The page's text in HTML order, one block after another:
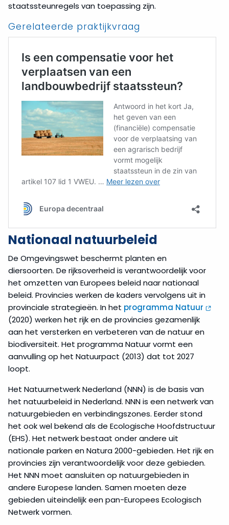
staatssteunregels van toepassing zijn.
Gerelateerde praktijkvraag
Nationaal natuurbeleid
De Omgevingswet beschermt planten en
diersoorten. De rijksoverheid is verantwoordelijk voor
het omzetten van Europees beleid naar nationaal
beleid. Provincies werken de kaders vervolgens uit in
provinciale strategieën. In het programma Natuur
(2020) werken het rijk en de provincies gezamenlijk
aan het versterken en verbeteren van de natuur en
biodiversiteit. Het programma Natuur vormt een
aanvulling op het Natuurpact (2013) dat tot 2027
loopt.
Het Natuurnetwerk Nederland (NNN) is de basis van
het natuurbeleid in Nederland. NNN is een netwerk van
natuurgebieden en verbindingszones. Eerder stond
het ook wel bekend als de Ecologische Hoofdstructuur
(EHS). Het netwerk bestaat onder andere uit
nationale parken en Natura 2000-gebieden. Het rijk en
provincies zijn verantwoordelijk voor deze gebieden.
Het NNN moet aansluiten op natuurgebieden in
andere Europese landen. Samen moeten deze
gebieden uiteindelijk een pan-Europees Ecologisch
Netwerk vormen.